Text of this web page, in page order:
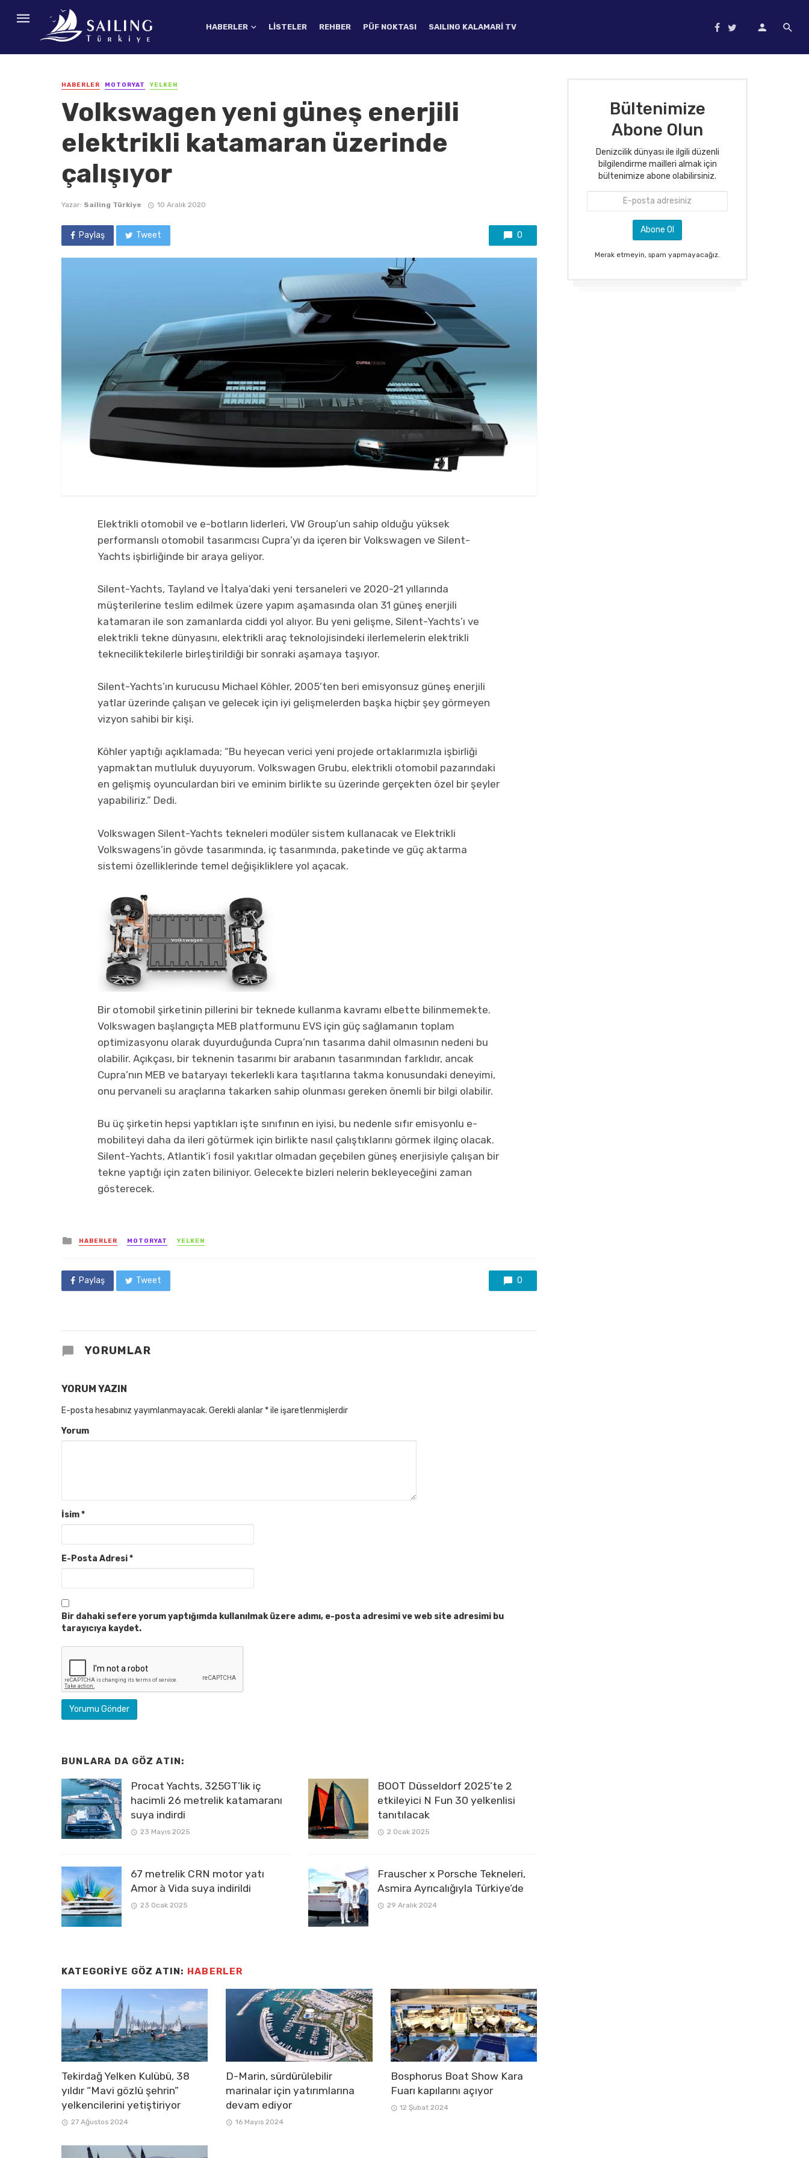
HABERLER LISTELER REHBER PÜF NOKTASI SAILING KALAMARI TV
HABERLER MOTORYAT YELKEN
Volkswagen yeni güneş enerjili
elektrikli katamaran üzerinde
çalışıyor
Yazar: Sailing Türkiye 10 Aralık 2020
Paylaş Tweet 0
Elektrikli otomobil ve e-botların liderleri, VW Group’un sahip olduğu yüksek
performanslı otomobil tasarımcısı Cupra’yı da içeren bir Volkswagen ve Silent-
Yachts işbirliğinde bir araya geliyor.
Silent-Yachts, Tayland ve İtalya’daki yeni tersaneleri ve 2020-21 yıllarında
müşterilerine teslim edilmek üzere yapım aşamasında olan 31 güneş enerjili
katamaran ile son zamanlarda ciddi yol alıyor. Bu yeni gelişme, Silent-Yachts’ı ve
elektrikli tekne dünyasını, elektrikli araç teknolojisindeki ilerlemelerin elektrikli
tekneciliktekilerle birleştirildiği bir sonraki aşamaya taşıyor.
Silent-Yachts’ın kurucusu Michael Köhler, 2005’ten beri emisyonsuz güneş enerjili
yatlar üzerinde çalışan ve gelecek için iyi gelişmelerden başka hiçbir şey görmeyen
vizyon sahibi bir kişi.
Köhler yaptığı açıklamada; “Bu heyecan verici yeni projede ortaklarımızla işbirliği
yapmaktan mutluluk duyuyorum. Volkswagen Grubu, elektrikli otomobil pazarındaki
en gelişmiş oyunculardan biri ve eminim birlikte su üzerinde gerçekten özel bir şeyler
yapabiliriz.” Dedi.
Volkswagen Silent-Yachts tekneleri modüler sistem kullanacak ve Elektrikli
Volkswagens’in gövde tasarımında, iç tasarımında, paketinde ve güç aktarma
sistemi özelliklerinde temel değişikliklere yol açacak.
Bir otomobil şirketinin pillerini bir teknede kullanma kavramı elbette bilinmemekte.
Volkswagen başlangıçta MEB platformunu EVS için güç sağlamanın toplam
optimizasyonu olarak duyurduğunda Cupra’nın tasarıma dahil olmasının nedeni bu
olabilir. Açıkçası, bir teknenin tasarımı bir arabanın tasarımından farklıdır, ancak
Cupra’nın MEB ve bataryayı tekerlekli kara taşıtlarına takma konusundaki deneyimi,
onu pervaneli su araçlarına takarken sahip olunması gereken önemli bir bilgi olabilir.
Bu üç şirketin hepsi yaptıkları işte sınıfının en iyisi, bu nedenle sıfır emisyonlu e-
mobiliteyi daha da ileri götürmek için birlikte nasıl çalıştıklarını görmek ilginç olacak.
Silent-Yachts, Atlantik’i fosil yakıtlar olmadan geçebilen güneş enerjisiyle çalışan bir
tekne yaptığı için zaten biliniyor. Gelecekte bizleri nelerin bekleyeceğini zaman
gösterecek.
Posted
in
HABERLER MOTORYAT YELKEN
Paylaş Tweet 0
YORUMLAR
YORUM YAZIN
E-posta hesabınız yayımlanmayacak. Gerekli alanlar *ile işaretlenmişlerdir
Yorum
İsim*
E-Posta Adresi*
Bir dahaki sefere yorum yaptığımda kullanılmak üzere adımı, e-posta adresimi ve web site adresimi bu
tarayıcıya kaydet.
BUNLARA DA GÖZ ATIN:
Procat Yachts, 325GT’lik iç
hacimli 26 metrelik katamaranı
suya indirdi
23 Mayıs 2025
67 metrelik CRN motor yatı
Amor à Vida suya indirildi
23 Ocak 2025
BOOT Düsseldorf 2025’te 2
etkileyici N Fun 30 yelkenlisi
tanıtılacak
2 Ocak 2025
Frauscher x Porsche Tekneleri,
Asmira Ayrıcalığıyla Türkiye’de
29 Aralık 2024
KATEGORIYE GÖZ ATIN: HABERLER
Tekirdağ Yelken Kulübü, 38
yıldır “Mavi gözlü şehrin”
yelkencilerini yetiştiriyor
27 Ağustos 2024
D-Marin, sürdürülebilir
marinalar için yatırımlarına
devam ediyor
16 Mayıs 2024
Bosphorus Boat Show Kara
Fuarı kapılarını açıyor
12 Şubat 2024
Bültenimize
Abone Olun
Denizcilik dünyası ile ilgili düzenli
bilgilendirme mailleri almak için
bültenimize abone olabilirsiniz.
Merak etmeyin, spam yapmayacağız.